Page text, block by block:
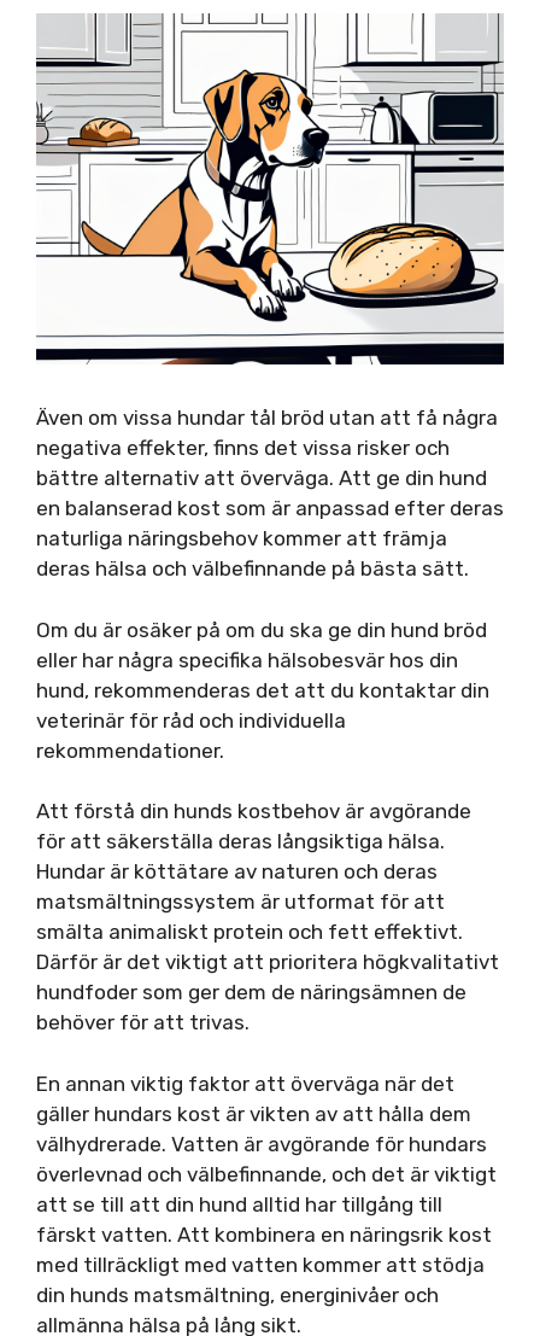
Även om vissa hundar tål bröd utan att få några
negativa effekter, finns det vissa risker och
bättre alternativ att överväga. Att ge din hund
en balanserad kost som är anpassad efter deras
naturliga näringsbehov kommer att främja
deras hälsa och välbefinnande på bästa sätt.
Om du är osäker på om du ska ge din hund bröd
eller har några specifika hälsobesvär hos din
hund, rekommenderas det att du kontaktar din
veterinär för råd och individuella
rekommendationer.
Att förstå din hunds kostbehov är avgörande
för att säkerställa deras långsiktiga hälsa.
Hundar är köttätare av naturen och deras
matsmältningssystem är utformat för att
smälta animaliskt protein och fett effektivt.
Därför är det viktigt att prioritera högkvalitativt
hundfoder som ger dem de näringsämnen de
behöver för att trivas.
En annan viktig faktor att överväga när det
gäller hundars kost är vikten av att hålla dem
välhydrerade. Vatten är avgörande för hundars
överlevnad och välbefinnande, och det är viktigt
att se till att din hund alltid har tillgång till
färskt vatten. Att kombinera en näringsrik kost
med tillräckligt med vatten kommer att stödja
din hunds matsmältning, energinivåer och
allmänna hälsa på lång sikt.